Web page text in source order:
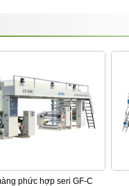
phức hợp seri GF-C